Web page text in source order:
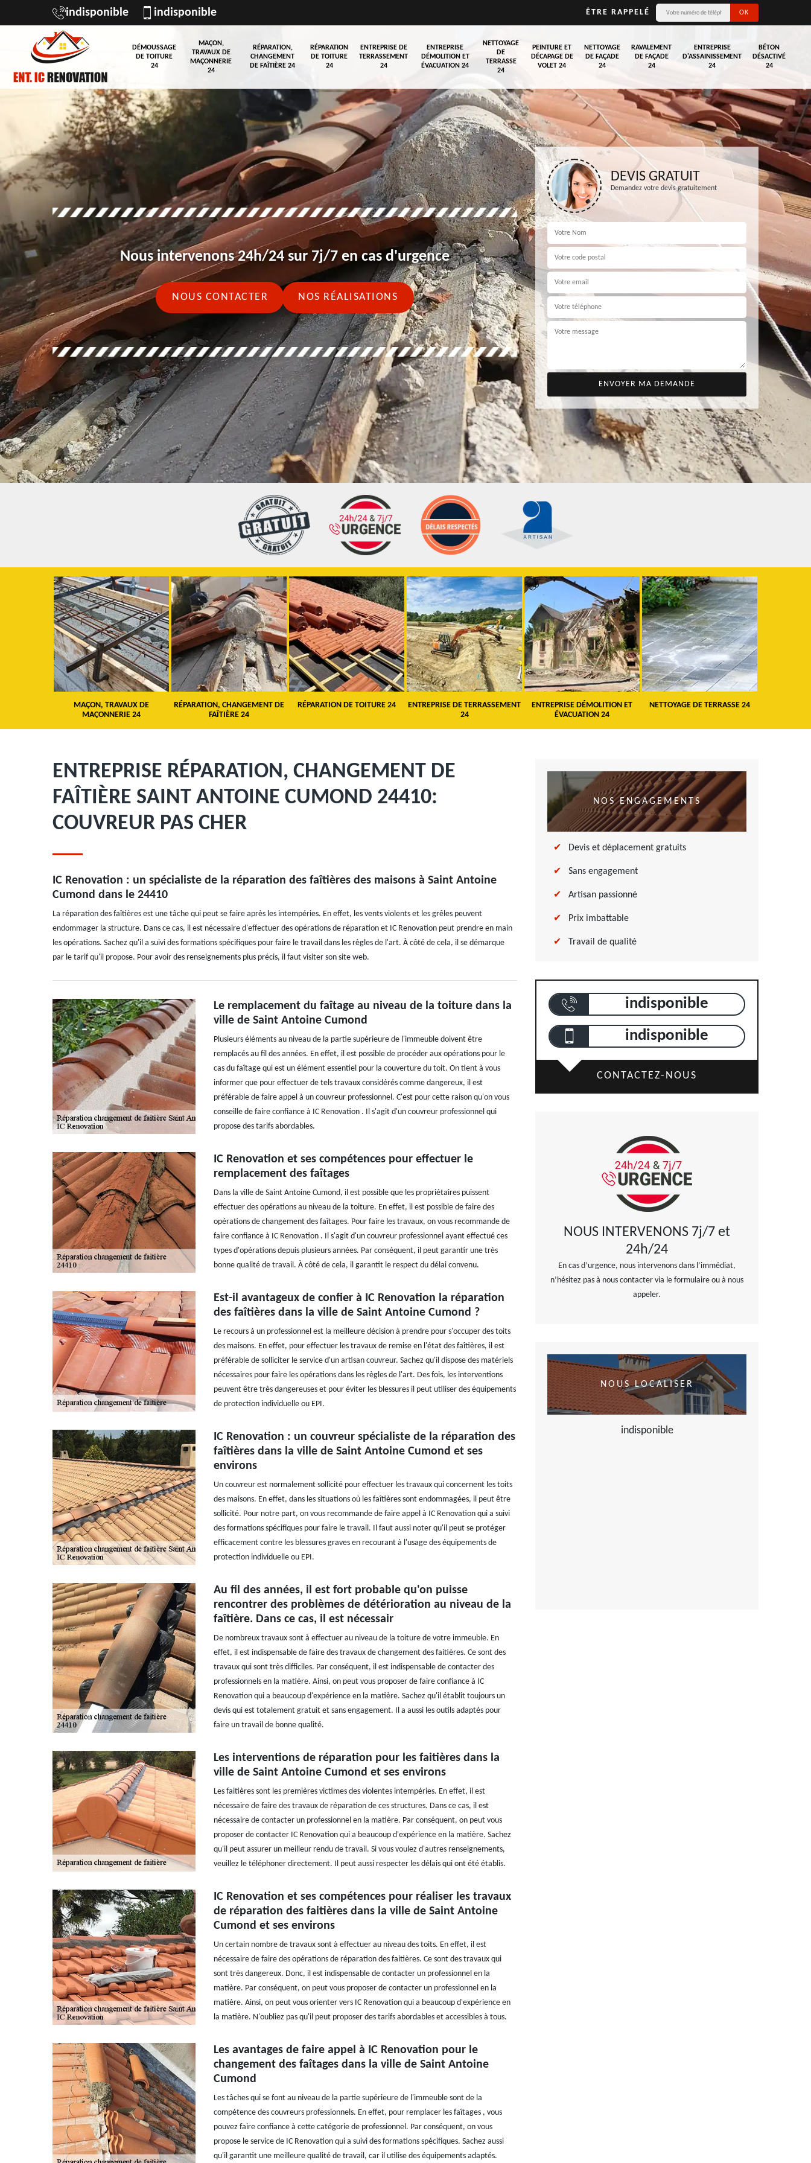
indisponible indisponible ÊTRE RAPPELÉ
DÉMOUSSAGE
DE TOITURE
24
MAÇON,
TRAVAUX DE
MAÇONNERIE
24
RÉPARATION,
CHANGEMENT
DE FAÎTIÈRE 24
RÉPARATION
DE TOITURE
24
ENTREPRISE DE
TERRASSEMENT
24
ENTREPRISE
DÉMOLITION ET
ÉVACUATION 24
NETTOYAGE
DE
TERRASSE
24
PEINTURE ET
DÉCAPAGE DE
VOLET 24
NETTOYAGE
DE FAÇADE
24
RAVALEMENT
DE FAÇADE
24
ENTREPRISE
D'ASSAINISSEMENT
24
BÉTON
DÉSACTIVÉ
24
Nous intervenons 24h/24 sur 7j/7 en cas d'urgence
NOUS CONTACTER NOS RÉALISATIONS
DEVIS GRATUIT
Demandez votre devis gratuitement
MAÇON, TRAVAUX DE
MAÇONNERIE 24
RÉPARATION, CHANGEMENT DE
FAÎTIÈRE 24
RÉPARATION DE TOITURE 24
ENTREPRISE DE TERRASSEMENT
24
ENTREPRISE DÉMOLITION ET
ÉVACUATION 24
NETTOYAGE DE TERRASSE 24
ENTREPRISE RÉPARATION, CHANGEMENT DE
FAÎTIÈRE SAINT ANTOINE CUMOND 24410:
COUVREUR PAS CHER
IC Renovation : un spécialiste de la réparation des faîtières des maisons à Saint Antoine
Cumond dans le 24410
La réparation des faîtières est une tâche qui peut se faire après les intempéries. En effet, les vents violents et les grêles peuvent
endommager la structure. Dans ce cas, il est nécessaire d'effectuer des opérations de réparation et IC Renovation peut prendre en main
les opérations. Sachez qu'il a suivi des formations spécifiques pour faire le travail dans les règles de l'art. À côté de cela, il se démarque
par le tarif qu'il propose. Pour avoir des renseignements plus précis, il faut visiter son site web.
Le remplacement du faîtage au niveau de la toiture dans la
ville de Saint Antoine Cumond
Plusieurs éléments au niveau de la partie supérieure de l'immeuble doivent être
remplacés au fil des années. En effet, il est possible de procéder aux opérations pour le
cas du faîtage qui est un élément essentiel pour la couverture du toit. On tient à vous
informer que pour effectuer de tels travaux considérés comme dangereux, il est
préférable de faire appel à un couvreur professionnel. C'est pour cette raison qu'on vous
conseille de faire confiance à IC Renovation . Il s'agit d'un couvreur professionnel qui
propose des tarifs abordables.
IC Renovation et ses compétences pour effectuer le
remplacement des faîtages
Dans la ville de Saint Antoine Cumond, il est possible que les propriétaires puissent
effectuer des opérations au niveau de la toiture. En effet, il est possible de faire des
opérations de changement des faîtages. Pour faire les travaux, on vous recommande de
faire confiance à IC Renovation . Il s'agit d'un couvreur professionnel ayant effectué ces
types d'opérations depuis plusieurs années. Par conséquent, il peut garantir une très
bonne qualité de travail. À côté de cela, il garantit le respect du délai convenu.
Est-il avantageux de confier à IC Renovation la réparation
des faîtières dans la ville de Saint Antoine Cumond ?
Le recours à un professionnel est la meilleure décision à prendre pour s'occuper des toits
des maisons. En effet, pour effectuer les travaux de remise en l'état des faîtières, il est
préférable de solliciter le service d'un artisan couvreur. Sachez qu'il dispose des matériels
nécessaires pour faire les opérations dans les règles de l'art. Des fois, les interventions
peuvent être très dangereuses et pour éviter les blessures il peut utiliser des équipements
de protection individuelle ou EPI.
IC Renovation : un couvreur spécialiste de la réparation des
faîtières dans la ville de Saint Antoine Cumond et ses
environs
Un couvreur est normalement sollicité pour effectuer les travaux qui concernent les toits
des maisons. En effet, dans les situations où les faîtières sont endommagées, il peut être
sollicité. Pour notre part, on vous recommande de faire appel à IC Renovation qui a suivi
des formations spécifiques pour faire le travail. Il faut aussi noter qu'il peut se protéger
efficacement contre les blessures graves en recourant à l'usage des équipements de
protection individuelle ou EPI.
Au fil des années, il est fort probable qu'on puisse
rencontrer des problèmes de détérioration au niveau de la
faîtière. Dans ce cas, il est nécessair
De nombreux travaux sont à effectuer au niveau de la toiture de votre immeuble. En
effet, il est indispensable de faire des travaux de changement des faitières. Ce sont des
travaux qui sont très difficiles. Par conséquent, il est indispensable de contacter des
professionnels en la matière. Ainsi, on peut vous proposer de faire confiance à IC
Renovation qui a beaucoup d'expérience en la matière. Sachez qu'il établit toujours un
devis qui est totalement gratuit et sans engagement. Il a aussi les outils adaptés pour
faire un travail de bonne qualité.
Les interventions de réparation pour les faitières dans la
ville de Saint Antoine Cumond et ses environs
Les faitières sont les premières victimes des violentes intempéries. En effet, il est
nécessaire de faire des travaux de réparation de ces structures. Dans ce cas, il est
nécessaire de contacter un professionnel en la matière. Par conséquent, on peut vous
proposer de contacter IC Renovation qui a beaucoup d'expérience en la matière. Sachez
qu'il peut assurer un meilleur rendu de travail. Si vous voulez d'autres renseignements,
veuillez le téléphoner directement. Il peut aussi respecter les délais qui ont été établis.
IC Renovation et ses compétences pour réaliser les travaux
de réparation des faitières dans la ville de Saint Antoine
Cumond et ses environs
Un certain nombre de travaux sont à effectuer au niveau des toits. En effet, il est
nécessaire de faire des opérations de réparation des faitières. Ce sont des travaux qui
sont très dangereux. Donc, il est indispensable de contacter un professionnel en la
matière. Par conséquent, on peut vous proposer de contacter un professionnel en la
matière. Ainsi, on peut vous orienter vers IC Renovation qui a beaucoup d'expérience en
la matière. N'oubliez pas qu'il peut proposer des tarifs abordables et accessibles à tous.
Les avantages de faire appel à IC Renovation pour le
changement des faîtages dans la ville de Saint Antoine
Cumond
Les tâches qui se font au niveau de la partie supérieure de l'immeuble sont de la
compétence des couvreurs professionnels. En effet, pour remplacer les faîtages , vous
pouvez faire confiance à cette catégorie de professionnel. Par conséquent, on vous
propose le service de IC Renovation qui a suivi des formations spécifiques. Sachez aussi
qu'il garantit une meilleure qualité de travail, car il utilise des équipements adaptés.
NOS ENGAGEMENTS
Devis et déplacement gratuits
Sans engagement
Artisan passionné
Prix imbattable
Travail de qualité
indisponible
indisponible
CONTACTEZ-NOUS
NOUS INTERVENONS 7j/7 et
24h/24
En cas d’urgence, nous intervenons dans l’immédiat,
n’hésitez pas à nous contacter via le formulaire ou à nous
appeler.
NOUS LOCALISER
indisponible